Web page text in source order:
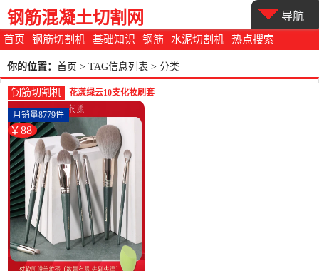
首页 钢筋切割机 基础知识 钢筋 水泥切割机 热点搜索
钢筋混凝土切割网 导航
你的位置： 首页 > TAG信息列表 > 分类
钢筋切割机
花漾绿云10支化妆刷套
装散粉刷粉底刷眼影刷
沧州刷子-钢筋切割工具
(花漾化妆品旗舰店仅售
88元)
￥88
月销量8779件